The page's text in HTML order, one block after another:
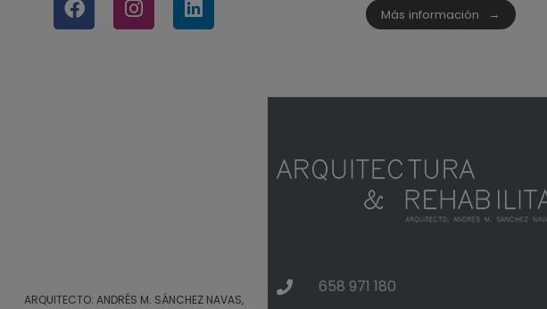
ARQUITECTO: ANDRÉS M. SÁNCHEZ NAVAS,
Más información
658 971 180